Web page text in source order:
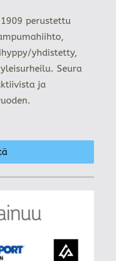
perustettu
yhdistetty,
Seura
ja